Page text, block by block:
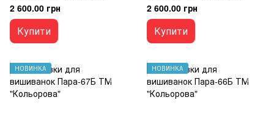
2 600.00 грн
Купити
2 600.00 грн
Купити
НОВИНКА НОВИНКА